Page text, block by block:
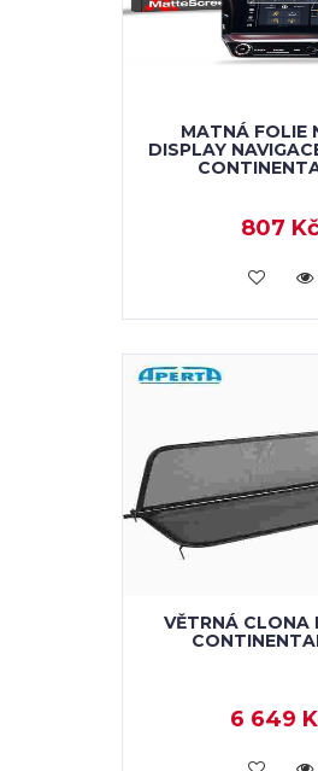
MATNÁ FOLIE
DISPLAY
807
KOUPIT
VĚTRNÁ CLONA
6 649
KOUPIT